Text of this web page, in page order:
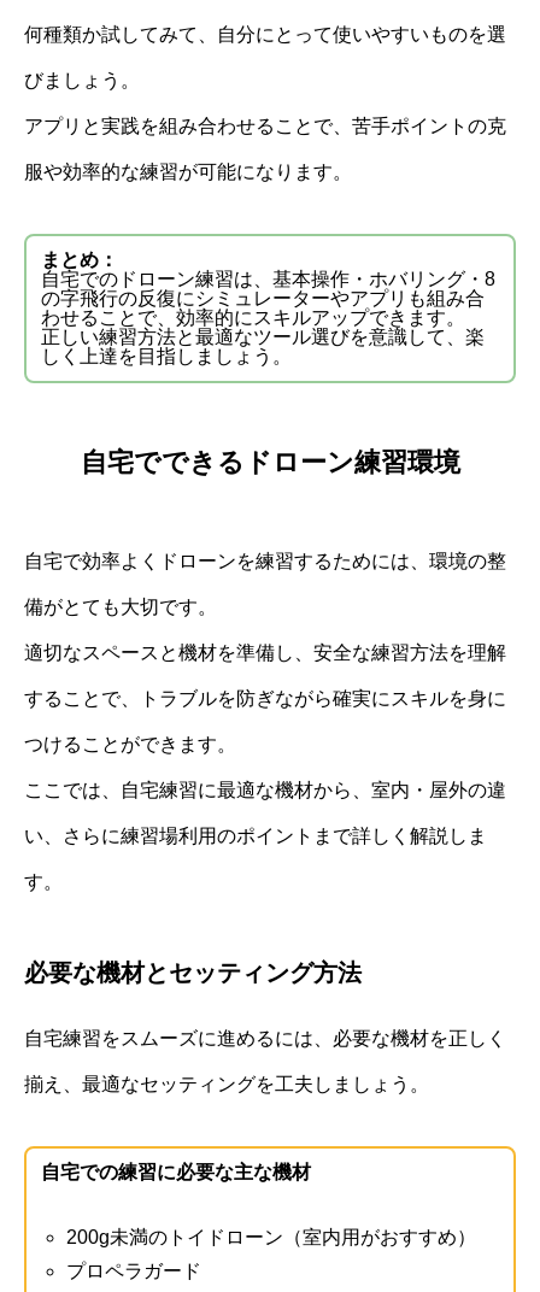
何種類か試してみて、自分にとって使いやすいものを選
びましょう。
アプリと実践を組み合わせることで、苦手ポイントの克
服や効率的な練習が可能になります。
まとめ：
自宅でのドローン練習は、基本操作・ホバリング・8
の字飛行の反復にシミュレーターやアプリも組み合
わせることで、効率的にスキルアップできます。
正しい練習方法と最適なツール選びを意識して、楽
しく上達を目指しましょう。
自宅でできるドローン練習環境
自宅で効率よくドローンを練習するためには、環境の整
備がとても大切です。
適切なスペースと機材を準備し、安全な練習方法を理解
することで、トラブルを防ぎながら確実にスキルを身に
つけることができます。
ここでは、自宅練習に最適な機材から、室内・屋外の違
い、さらに練習場利用のポイントまで詳しく解説しま
す。
必要な機材とセッティング方法
自宅練習をスムーズに進めるには、必要な機材を正しく
揃え、最適なセッティングを工夫しましょう。
自宅での練習に必要な主な機材
200g未満のトイドローン（室内用がおすすめ）
プロペラガード